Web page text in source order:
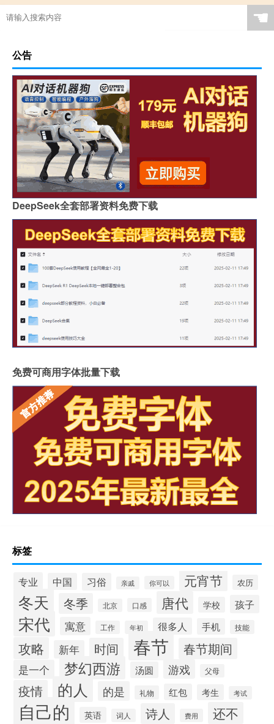
☚
公告
DeepSeek全套部署资料免费下载
免费可商用字体批量下载
标签
专业 中国 习俗 亲戚 你可以 元宵节 农历
冬天 冬季 北京 口感 唐代 学校 孩子
宋代 寓意 工作 年初 很多人 手机 技能
攻略 新年 时间 春节 春节期间
是一个 梦幻西游 汤圆 游戏 父母
疫情 的人 的是 礼物 红包 考生 考试
自己的 英语 词人 诗人 费用 还不